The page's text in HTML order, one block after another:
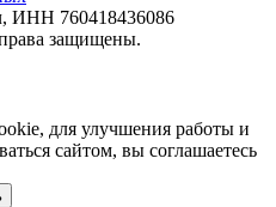
ИНН 760418436086
защищены.
, для улучшения работы и
сайтом, вы соглашаетесь